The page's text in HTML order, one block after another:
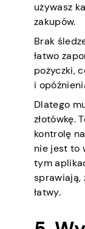
używasz
zakupów.
Brak
łatwo
pożyczki,
i
Dlatego
złotówkę.
kontrolę
nie jest to
tym
sprawiają,
łatwy.